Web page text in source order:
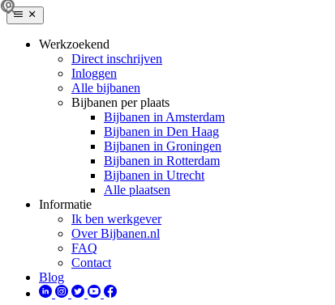
Werkzoekend
Direct inschrijven
Inloggen
Alle bijbanen
Bijbanen per plaats
Bijbanen in Amsterdam
Bijbanen in Den Haag
Bijbanen in Groningen
Bijbanen in Rotterdam
Bijbanen in Utrecht
Alle plaatsen
Informatie
Ik ben werkgever
Over Bijbanen.nl
FAQ
Contact
Blog